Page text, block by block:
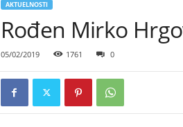
AKTUELNOSTI
Rođen Mirko
05/02/2019 1761 0